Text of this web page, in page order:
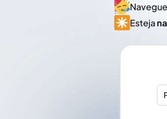
Navegue
Esteja